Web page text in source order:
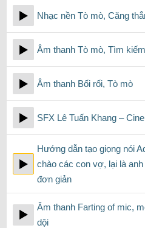
Nhạc nền Tò mò, Căng
Âm thanh Tò mò, Tìm
Âm thanh Bối rối, Tò mò
SFX Lê Tuấn Khang –
Hướng dẫn tạo giọng nói
chào các con vợ, lại là anh
đơn giản
Âm thanh Farting of mic,
dội